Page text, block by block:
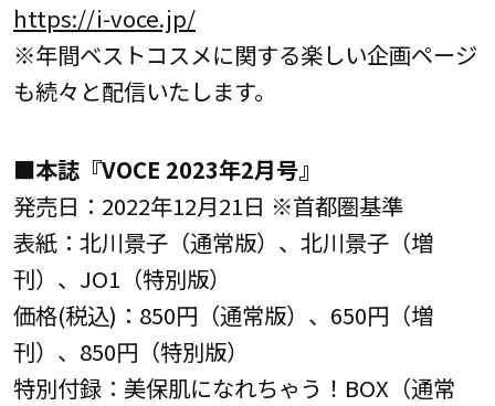
https://i-voce.jp/
※年間ベストコスメに関する楽しい企画ページ
も続々と配信いたします。
■本誌『VOCE 2023年2月号』
発売日：2022年12月21日 ※首都圏基準
表紙：北川景子（通常版）、北川景子（増
刊）、JO1（特別版）
価格(税込)：850円（通常版）、650円（増
刊）、850円（特別版）
特別付録：美保肌になれちゃう！BOX（通常